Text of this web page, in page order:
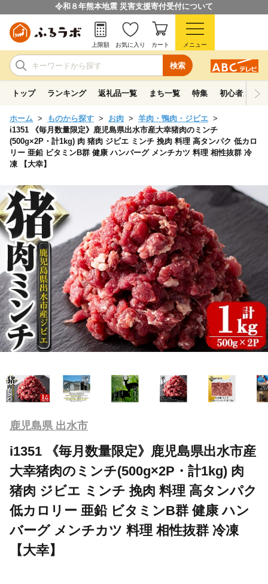
令和８年熊本地震 災害支援寄付受付について
検索
上限額 お気に入り カート メニュー
トップ ランキング 返礼品一覧 まち一覧 特集 初心者ガイド
ホーム ものから探す お肉
羊肉・鴨肉・ジビエ
i1351 《毎月数量限定》鹿児島県出水市産大幸猪肉のミンチ
(500g×2P・計1kg) 肉 猪肉 ジビエ ミンチ 挽肉 料理 高タンパク 低カロ
リー 亜鉛 ビタミンB群 健康 ハンバーグ メンチカツ 料理 相性抜群 冷
凍 【大幸】
鹿児島県 出水市
i1351 《毎月数量限定》鹿児島県出水市産
大幸猪肉のミンチ(500g×2P・計1kg) 肉
猪肉 ジビエ ミンチ 挽肉 料理 高タンパク
低カロリー 亜鉛 ビタミンB群 健康 ハン
バーグ メンチカツ 料理 相性抜群 冷凍
【大幸】